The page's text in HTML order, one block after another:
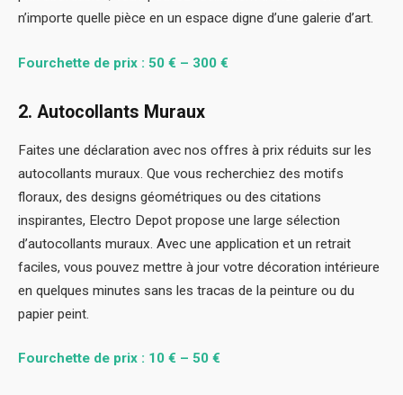
n’importe quelle pièce en un espace digne d’une galerie d’art.
Fourchette de prix : 50 € – 300 €
2. Autocollants Muraux
Faites une déclaration avec nos offres à prix réduits sur les
autocollants muraux. Que vous recherchiez des motifs
floraux, des designs géométriques ou des citations
inspirantes, Electro Depot propose une large sélection
d’autocollants muraux. Avec une application et un retrait
faciles, vous pouvez mettre à jour votre décoration intérieure
en quelques minutes sans les tracas de la peinture ou du
papier peint.
Fourchette de prix : 10 € – 50 €